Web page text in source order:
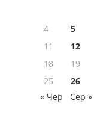
4
5
11
12
18
19
25
26
« Чер
Сер »